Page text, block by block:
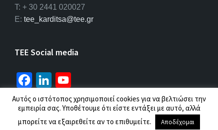
T: + 30 2441 020027
E: tee_karditsa@tee.gr
TEE Social media
Fa
ce
b
Li
n
ke
u
T
© 2026 ΤΕΕ |Πολιτική προσωπικών δεδομένων
Αυτός ο ιστότοπος χρησιμοποιεί cookies για να βελτιώσει την
εμπειρία σας. Υποθέτουμε ότι είστε εντάξει με αυτό, αλλά
μπορείτε να εξαιρεθείτε αν το επιθυμείτε.
Αποδέχομαι